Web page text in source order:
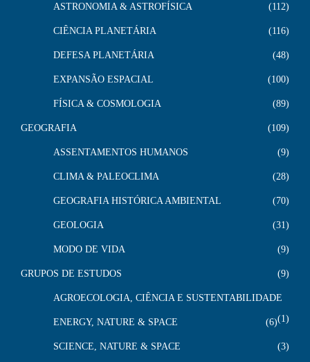
ASTRONOMIA & ASTROFÍSICA 112
CIÊNCIA PLANETÁRIA 116
DEFESA PLANETÁRIA 48
EXPANSÃO ESPACIAL 100
FÍSICA & COSMOLOGIA 89
GEOGRAFIA 109
ASSENTAMENTOS HUMANOS 9
CLIMA & PALEOCLIMA 28
GEOGRAFIA HISTÓRICA AMBIENTAL 70
GEOLOGIA 31
MODO DE VIDA 9
GRUPOS DE ESTUDOS 9
AGROECOLOGIA, CIÊNCIA E SUSTENTABILIDADE
1
ENERGY, NATURE & SPACE 6
SCIENCE, NATURE & SPACE 3